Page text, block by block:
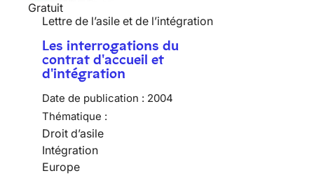
Gratuit
Lettre de l’asile et de l’intégration
Les interrogations du
contrat d'accueil et
d'intégration
Date de publication : 2004
Thématique :
Droit d’asile
Intégration
Europe